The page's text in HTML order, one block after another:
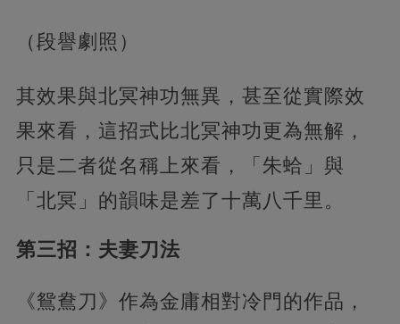
（段譽劇照）
其效果與北冥神功無異，甚至從實際效
果來看，這招式比北冥神功更為無解，
只是二者從名稱上來看，「朱蛤」與
「北冥」的韻味是差了十萬八千里。
第三招：夫妻刀法
《鴛鴦刀》作為金庸相對冷門的作品，